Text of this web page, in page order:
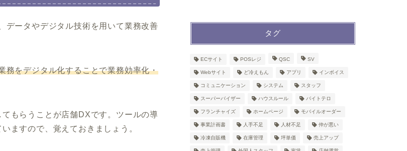
データやデジタル技術を用いて業務改善
務をデジタル化することで業務効率化・
もらうことが店舗DXです。ツールの導
ますので、覚えておきましょう。
タグ
ECサイト POSレジ QSC SV
Webサイト ど冷えもん アプリ インボイス
コミュニケーション システム スタッフ
スーパーバイザー ハウスルール バイトテロ
フランチャイズ ホームページ モバイルオーダー
事業計画書 人手不足 人材不足 仲が悪い
冷凍自販機 在庫管理 坪単価 売上アップ